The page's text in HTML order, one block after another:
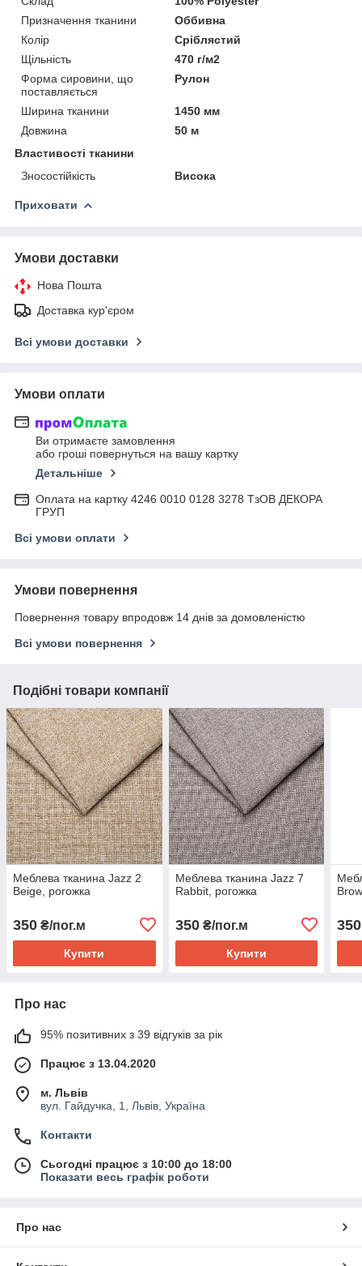
Призначення тканини
Оббивна
Колір
Сріблястий
Щільність
470 г/м2
Форма сировини, що
поставляється
Рулон
Ширина тканини
1450 мм
Довжина
50 м
Властивості тканини
Зносостійкість
Висока
Приховати
Умови доставки
Нова Пошта
Доставка кур'єром
Всі умови доставки
Умови оплати
Ви отримаєте замовлення
або гроші повернуться на вашу картку
Детальніше
Оплата на картку 4246 0010 0128 3278 ТзОВ ДЕКОРА
ГРУП
Всі умови оплати
Умови повернення
Повернення товару впродовж 14 днів за домовленістю
Всі умови повернення
Подібні товари компанії
Меблева тканина Jazz 2
Beige, рогожка
350 ₴/пог.м
Купити
Меблева тканина Jazz 7
Rabbit, рогожка
350₴/пог.м
Купити
350
Про нас
95% позитивних з 39 відгуків за рік
Працює з 13.04.2020
м. Львів
вул. Гайдучка, 1, Львів, Україна
Контакти
Сьогодні працює з 10:00 до 18:00
Показати весь графік роботи
Про нас